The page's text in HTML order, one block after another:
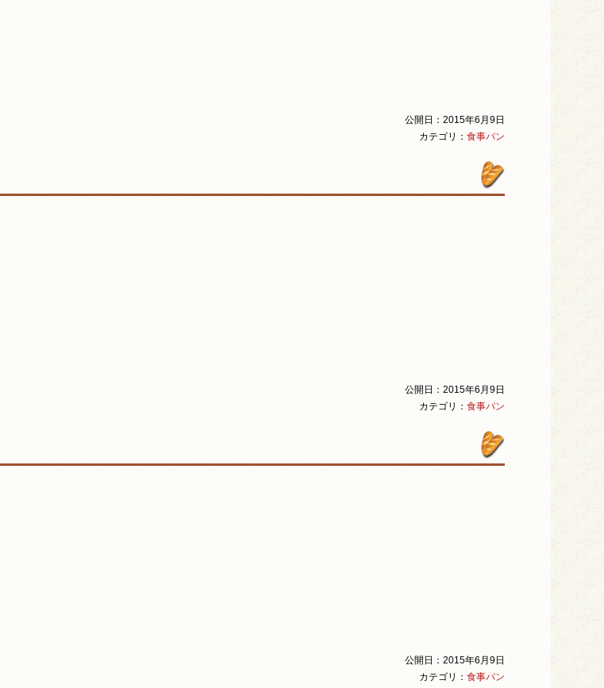
公開日：2015年6月9日
カテゴリ：食事パン
公開日：2015年6月9日
カテゴリ：食事パン
公開日：2015年6月9日
カテゴリ：食事パン